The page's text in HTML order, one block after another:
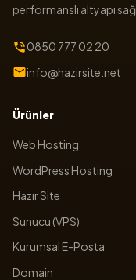
performanslı altyapı
0850 777 02 20
info@hazirsite.net
Ürünler
Web Hosting
WordPress Hosting
Hazır Site
Sunucu (VPS)
Kurumsal E-Posta
Domain